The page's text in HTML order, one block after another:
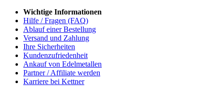
Wichtige Informationen
Hilfe / Fragen (FAQ)
Ablauf einer Bestellung
Versand und Zahlung
Ihre Sicherheiten
Kundenzufriedenheit
Ankauf von Edelmetallen
Partner / Affiliate werden
Karriere bei Kettner